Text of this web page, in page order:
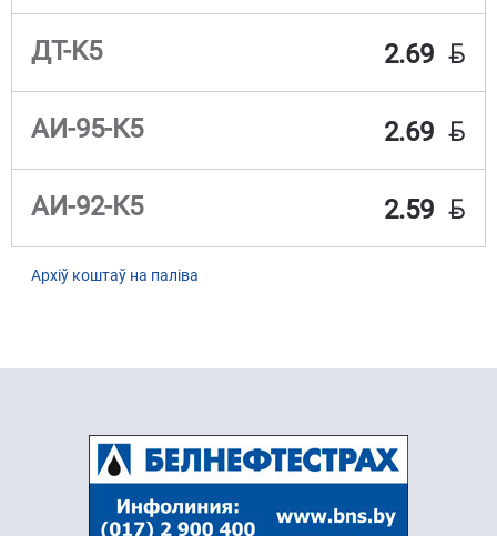
ДТ-K5 2.69 BYN
АИ-95-К5 2.69 BYN
АИ-92-К5 2.59 BYN
Архіў коштаў на паліва